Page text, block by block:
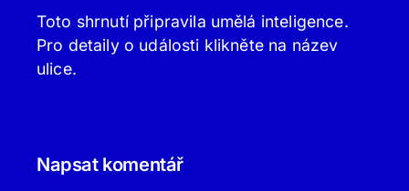
Toto shrnutí připravila umělá inteligence.
Pro detaily o události klikněte na název
ulice.
Napsat komentář